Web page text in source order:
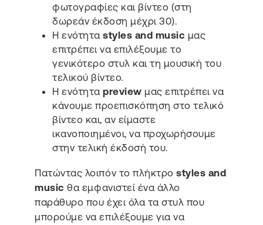
φωτογραφίες και βίντεο (στη
δωρεάν έκδοση μέχρι 30).
Η ενότηταstyles and music μας
επιτρέπει να επιλέξουμε το
γενικότερο στυλ και τη μουσική του
τελικού βίντεο.
Η ενότηταpreview μας επιτρέπει να
κάνουμε προεπισκόπηση στο τελικό
βίντεο και, αν είμαστε
ικανοποιημένοι, να προχωρήσουμε
στην τελική έκδοσή του.
Πατώντας λοιπόν το πλήκτροstyles and
music θα εμφανιστεί ένα άλλο
παράθυρο που έχει όλα τα στυλ που
μπορούμε να επιλέξουμε για να